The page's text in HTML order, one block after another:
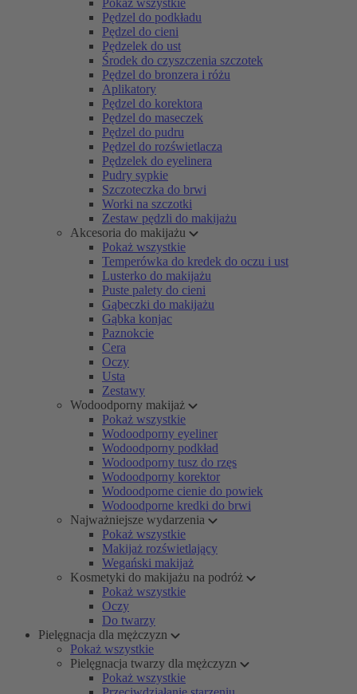
Pokaż wszystkie
Pędzel do podkładu
Pędzel do cieni
Pędzelek do ust
Środek do czyszczenia szczotek
Pędzel do bronzera i różu
Aplikatory
Pędzel do korektora
Pędzel do maseczek
Pędzel do pudru
Pędzel do rozświetlacza
Pędzelek do eyelinera
Pudry sypkie
Szczoteczka do brwi
Worki na szczotki
Zestaw pędzli do makijażu
Akcesoria do makijażu
Pokaż wszystkie
Temperówka do kredek do oczu i ust
Lusterko do makijażu
Puste palety do cieni
Gąbeczki do makijażu
Gąbka konjac
Paznokcie
Cera
Oczy
Usta
Zestawy
Wodoodporny makijaż
Pokaż wszystkie
Wodoodporny eyeliner
Wodoodporny podkład
Wodoodporny tusz do rzęs
Wodoodporny korektor
Wodoodporne cienie do powiek
Wodoodporne kredki do brwi
Najważniejsze wydarzenia
Pokaż wszystkie
Makijaż rozświetlający
Wegański makijaż
Kosmetyki do makijażu na podróż
Pokaż wszystkie
Oczy
Do twarzy
Pielęgnacja dla mężczyzn
Pokaż wszystkie
Pielęgnacja twarzy dla mężczyzn
Pokaż wszystkie